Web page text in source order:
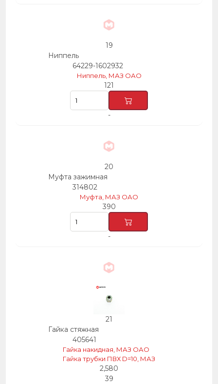
19
Ниппель
64229-1602932
Ниппель, МАЗ ОАО
121
-
20
Муфта зажимная
314802
Муфта, МАЗ ОАО
390
-
21
Гайка стяжная
405641
Гайка накидная, МАЗ ОАО
Гайка трубки ПВХ D=10, МАЗ
2,580
39